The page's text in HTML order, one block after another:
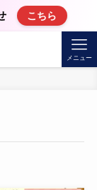
こちら
メニュー